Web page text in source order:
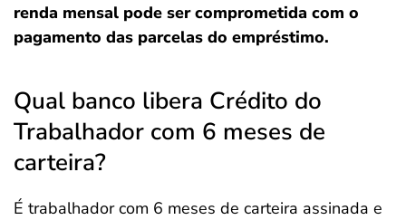
renda mensal pode ser comprometida com o
pagamento das parcelas do empréstimo.
Qual banco libera Crédito do
Trabalhador com 6 meses de
carteira?
É trabalhador com 6 meses de carteira assinada e